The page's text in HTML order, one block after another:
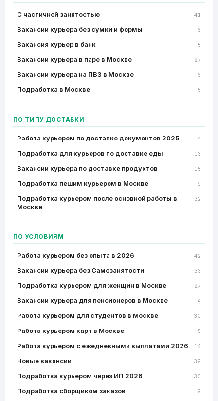
C частичной занятостью 41
Вакансии курьера без сумки и формы 6
Вакансия курьер в банк 5
Вакансии курьера в паре в Москве 27
Вакансии курьера на ПВЗ в Москве 6
Подработка в Москве 5
ПО ТИПУ ДОСТАВКИ
Работа курьером по доставке документов 2025 4
Подработка для курьеров по доставке еды 13
Вакансии курьера по доставке продуктов 15
Подработка пешим курьером в Москве 9
Подработка курьером после основной работы в
Москве
32
ПО УСЛОВИЯМ
Работа курьером без опыта в 2026 42
Вакансии курьера без Самозанятости 33
Подработка курьером для женщин в Москве 27
Вакансии курьера для пенсионеров в Москве 4
Работа курьером для студентов в Москве 30
Работа курьером карт в Москве 5
Работа курьером с ежедневными выплатами 2026 12
Новые вакансии 39
Подработка курьером через ИП 2026 30
Подработка сборщиком заказов 9